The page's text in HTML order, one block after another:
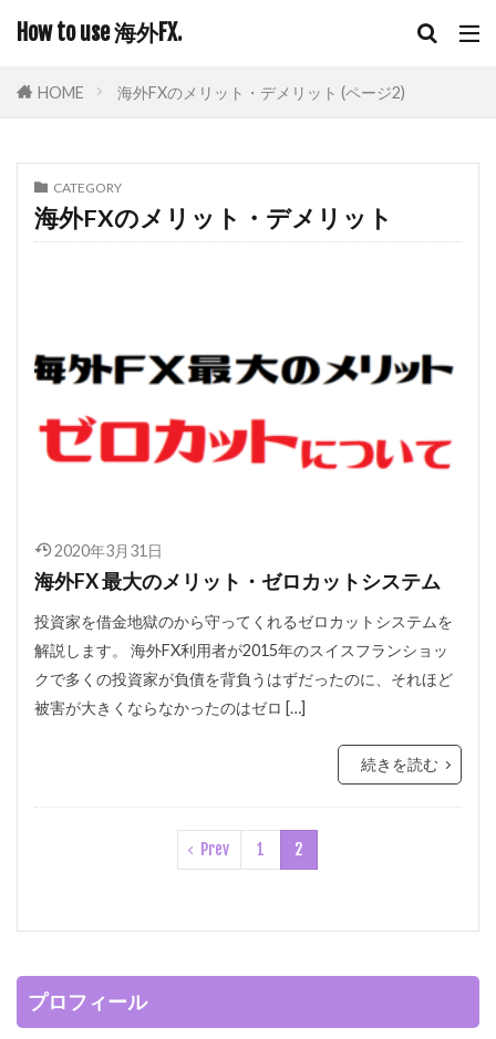
How to use 海外FX.
HOME 海外FXのメリット・デメリット (ページ2)
CATEGORY
海外FXのメリット・デメリット
2020年3月31日
海外FX 最大のメリット・ゼロカットシステム
投資家を借金地獄のから守ってくれるゼロカットシステムを
解説します。 海外FX利用者が2015年のスイスフランショッ
クで多くの投資家が負債を背負うはずだったのに、それほど
被害が大きくならなかったのはゼロ […]
続きを読む
Prev 1 2
プロフィール